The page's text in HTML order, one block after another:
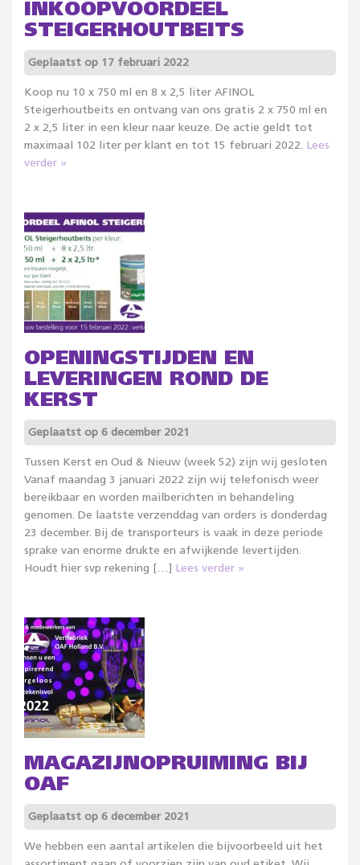
INKOOPVOORDEEL
STEIGERHOUTBEITS
Geplaatst op 17 februari 2022
Koop nu 10 x 750 ml en 8 x 2,5 liter AFINOL
Steigerhoutbeits en ontvang van ons gratis 2 x 750 ml en
2 x 2,5 liter in een kleur naar keuze. De actie geldt tot
maximaal 102 liter per klant en tot 15 februari 2022. Lees
verder »
OPENINGSTIJDEN EN
LEVERINGEN ROND DE
KERST
Geplaatst op 6 december 2021
Tussen Kerst en Oud & Nieuw (week 52) zijn wij gesloten
Vanaf maandag 3 januari 2022 zijn wij telefonisch weer
bereikbaar en worden mailberichten in behandeling
genomen. De laatste verzenddag van orders is donderdag
23 december. Bij de transporteurs is vaak in deze periode
sprake van enorme drukte en afwijkende levertijden.
Houdt hier svp rekening […]
Lees verder »
MAGAZIJNOPRUIMING BIJ
OAF
Geplaatst op 6 december 2021
We hebben een aantal artikelen die bijvoorbeeld uit het